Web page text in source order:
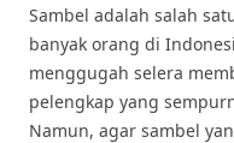
Sambel adalah salah
banyak orang di
menggugah selera
pelengkap yang
Namun, agar sambel